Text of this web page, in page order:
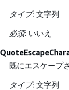
タイプ: 文字列
必須: いいえ
既にエスケープ
タイプ: 文字列